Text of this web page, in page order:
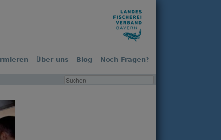
Über uns Blog Noch Fragen?